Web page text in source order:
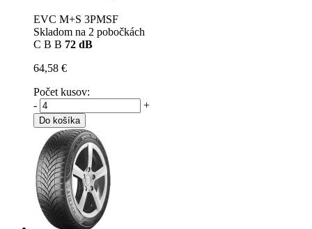
EVC M+S 3PMSF
Skladom na 2 pobočkách
C B B 72 dB
64,58 €
Počet kusov:
-
+
Do košíka